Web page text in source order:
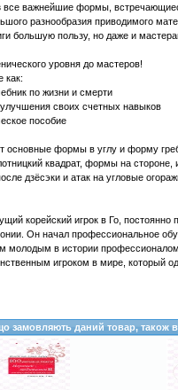
все важнейшие формы,
разнообразия приводимого
большую пользу, но даже и
уровня до мастеров!
как:
по жизни и смерти
своих счетных навыков
пособие
основные формы в углу и форму
квадрат, формы на стороне,
дзёсэки и атак на угловые
корейский игрок в Го,
Он начал профессиональное
молодым в истории
игроком в мире, который
що замовляють даний товар, також